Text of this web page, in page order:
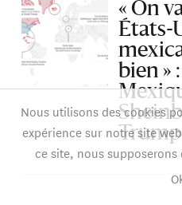
« On
États-
bien »
Trump
Nous utilisons des cookies
expérience sur notre site
ce site, nous